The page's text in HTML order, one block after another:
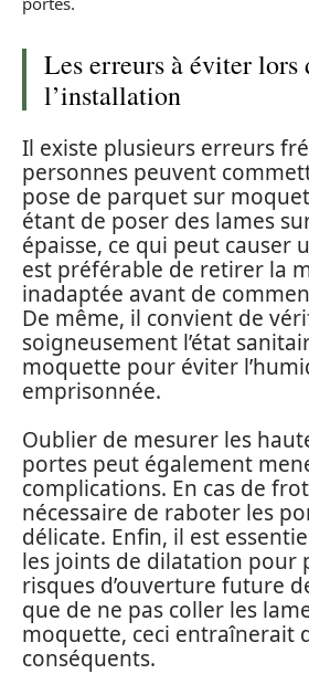
Les erreurs à éviter lors
l’installation
Il existe plusieurs erreurs
personnes peuvent
pose de parquet sur
étant de poser des lames
épaisse, ce qui peut causer
est préférable de retirer la
inadaptée avant de
De même, il convient de
soigneusement l’état
moquette pour éviter
emprisonnée.
Oublier de mesurer les
portes peut également
complications. En cas de
nécessaire de raboter les
délicate. Enfin, il est
les joints de dilatation pour
risques d’ouverture future
que de ne pas coller les
moquette, ceci entraînerait
conséquents.